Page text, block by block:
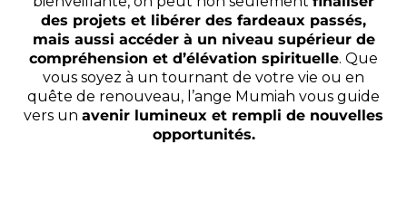
des projets et libérer des fardeaux passés,
mais aussi accéder à un niveau supérieur de
compréhension et d’élévation spirituelle. Que
vous soyez à un tournant de votre vie ou en
quête de renouveau, l’ange Mumiah vous guide
vers un avenir lumineux et rempli de nouvelles
opportunités.